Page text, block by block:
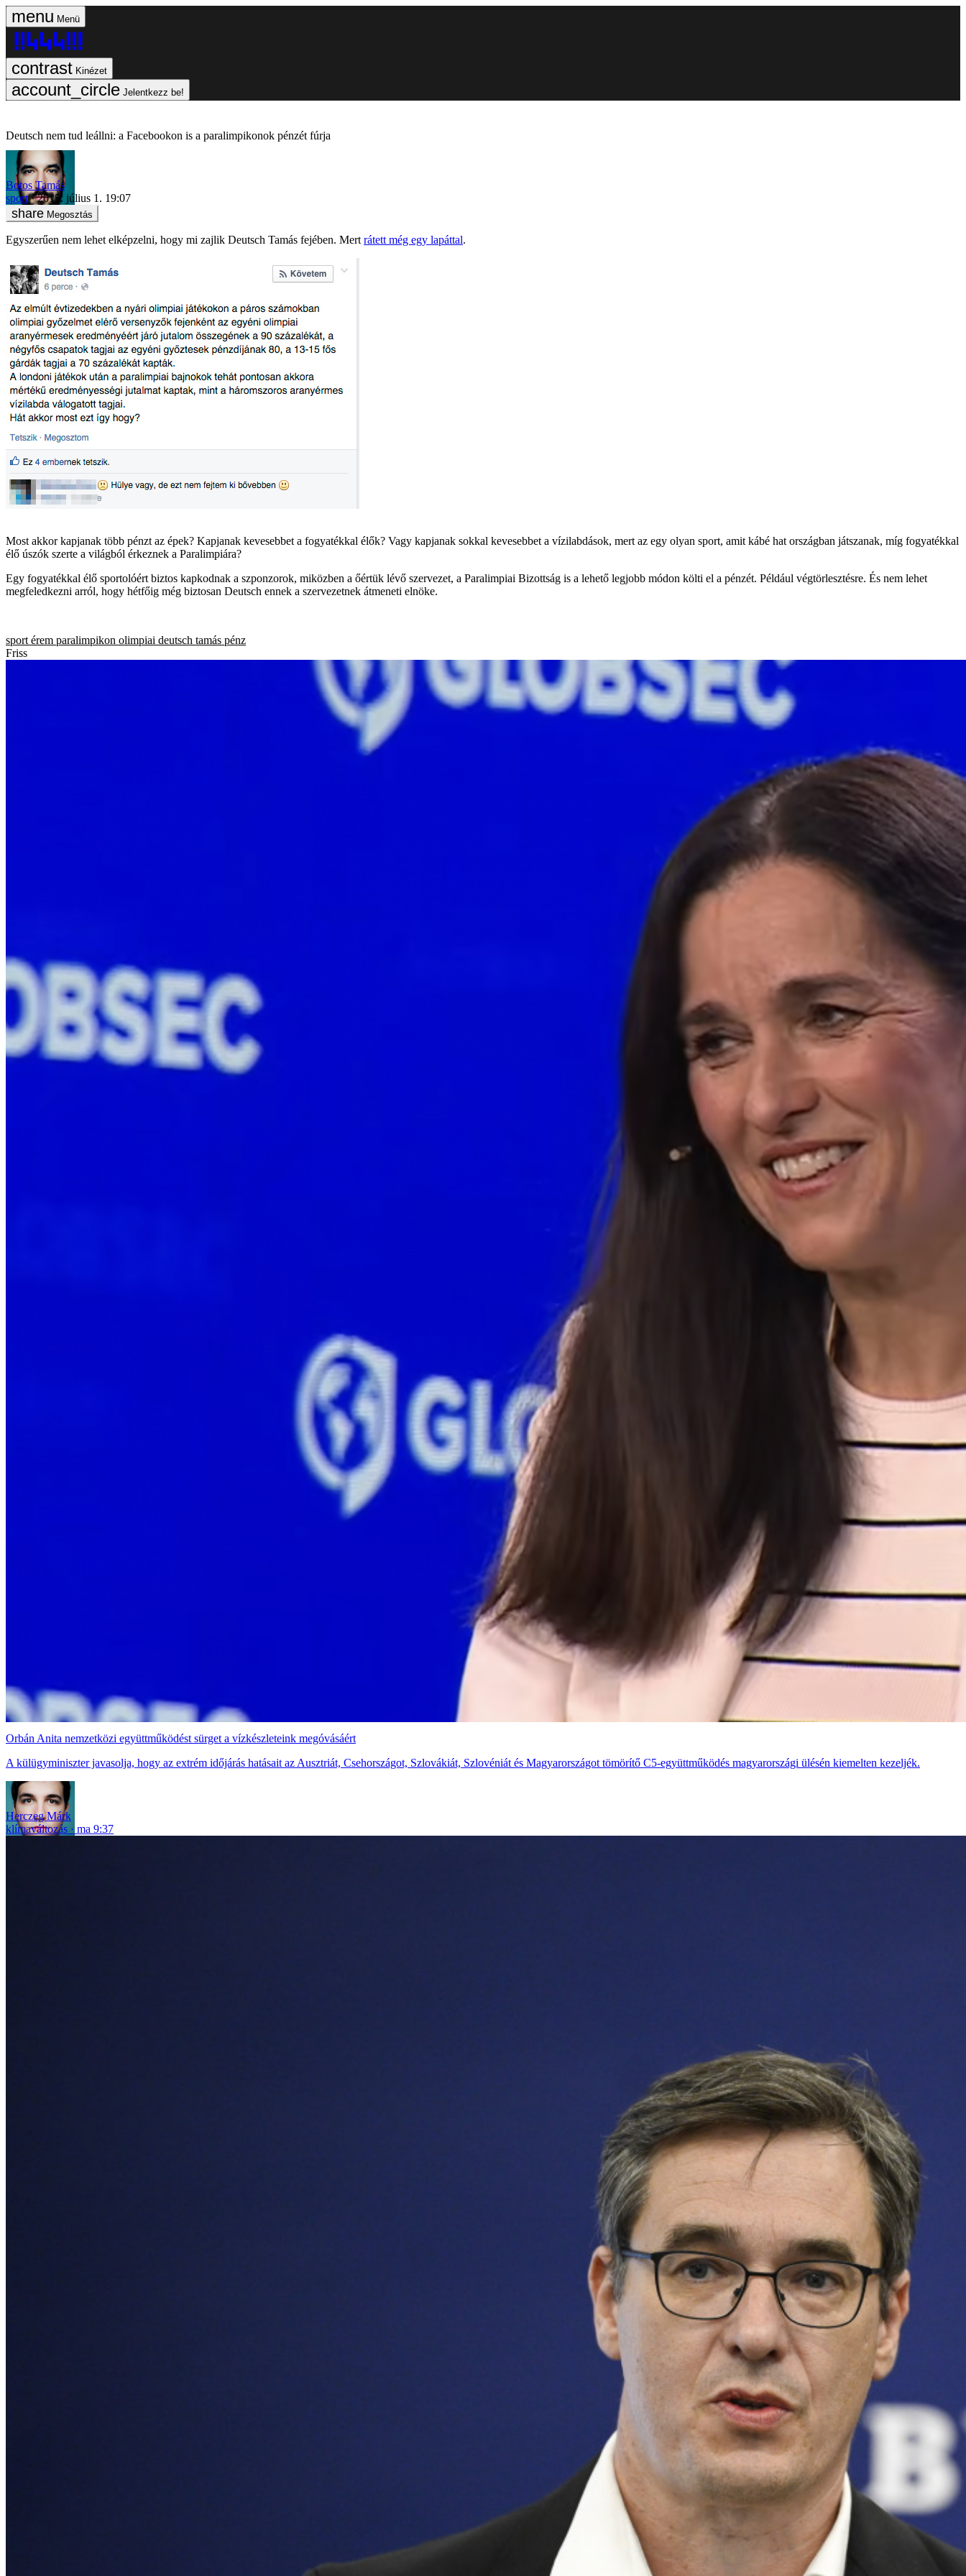
Menü
Kinézet
Jelentkezz be!
Deutsch nem tud leállni: a Facebookon is a paralimpikonok pénzét fúrja
Botos Tamás
sport
2015. július 1. 19:07
Megosztás
Egyszerűen nem lehet elképzelni, hogy mi zajlik Deutsch Tamás fejében. Mert rátett még egy lapáttal.
Most akkor kapjanak több pénzt az épek? Kapjanak kevesebbet a fogyatékkal élők? Vagy kapjanak sokkal kevesebbet a vízilabdások, mert az egy olyan sport, amit kábé hat országban játszanak, míg fogyatékkal
élő úszók szerte a világból érkeznek a Paralimpiára?
Egy fogyatékkal élő sportolóért biztos kapkodnak a szponzorok, miközben a őértük lévő szervezet, a Paralimpiai Bizottság is a lehető legjobb módon költi el a pénzét. Például végtörlesztésre. És nem lehet
megfeledkezni arról, hogy hétfőig még biztosan Deutsch ennek a szervezetnek átmeneti elnöke.
sport érem paralimpikon olimpiai deutsch tamás pénz
Friss
Orbán Anita nemzetközi együttműködést sürget a vízkészleteink megóvásáért
A külügyminiszter javasolja, hogy az extrém időjárás hatásait az Ausztriát, Csehországot, Szlovákiát, Szlovéniát és Magyarországot tömörítő C5-együttműködés magyarországi ülésén kiemelten kezeljék.
Herczeg Márk
klímaváltozás
ma 9:37